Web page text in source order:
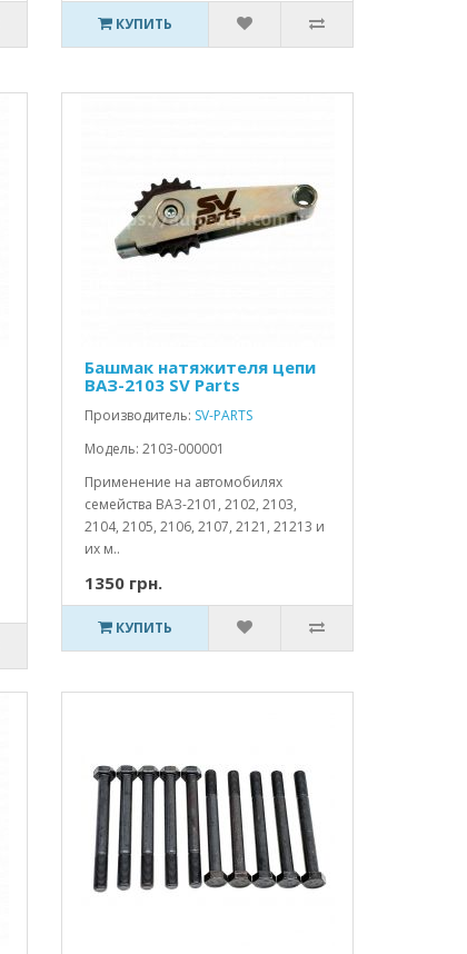
КУПИТЬ
Башмак натяжителя цепи
ВАЗ-2103 SV Parts
Производитель: SV-PARTS
Модель: 2103-000001
Применение на автомобилях
семейства ВАЗ-2101, 2102, 2103,
2104, 2105, 2106, 2107, 2121, 21213 и
их м..
1350 грн.
КУПИТЬ